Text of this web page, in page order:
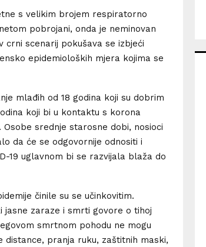
s velikim brojem respiratorno
pobrojani, onda je neminovan
scenarij pokušava se izbjeći
epidemioloških mjera kojima se
mlađih od 18 godina koji su dobrim
koji bi u kontaktu s korona
srednje starosne dobi, nosioci
da će se odgovornije odnositi i
19 uglavnom bi se razvijala blaža do
činile su se učinkovitim.
jasne zaraze i smrti govore o tihoj
smrtnom pohodu ne mogu
distance, pranja ruku, zaštitnih maski,